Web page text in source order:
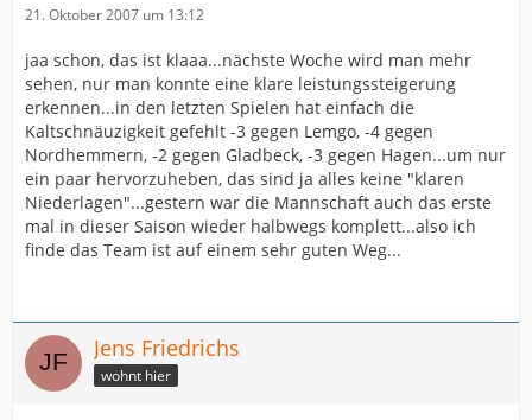
21. Oktober 2007 um 13:12
jaa schon, das ist klaaa...nächste Woche wird man mehr
sehen, nur man konnte eine klare leistungssteigerung
erkennen...in den letzten Spielen hat einfach die
Kaltschnäuzigkeit gefehlt -3 gegen Lemgo, -4 gegen
Nordhemmern, -2 gegen Gladbeck, -3 gegen Hagen...um nur
ein paar hervorzuheben, das sind ja alles keine "klaren
Niederlagen"...gestern war die Mannschaft auch das erste
mal in dieser Saison wieder halbwegs komplett...also ich
finde das Team ist auf einem sehr guten Weg...
Jens Friedrichs
wohnt hier